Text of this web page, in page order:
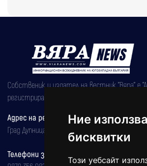
Ние
бисквитки
Този уебсайт
Собственик и издател на вестник "Вяра" е
регистрирана на 08.05.2002 година.
Адрес на редакцията
Град Дупница, ул.''Христо Ботев" 43
Телефони за реклама и абонаменти